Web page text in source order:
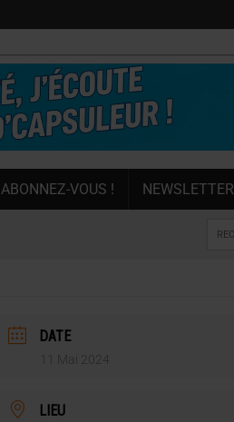
ABONNEZ-VOUS ! NEWSLETTER
DATE
11 Mai 2024
LIEU